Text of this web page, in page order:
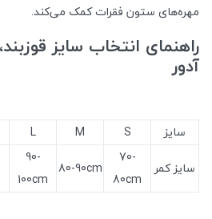
مهره‌های ستون فقرات کمک می‌کند.
راهنمای انتخاب سایز
آدور
سایز S
M
L
سایز کمر
70-
80cm
80-90cm
90-
100cm